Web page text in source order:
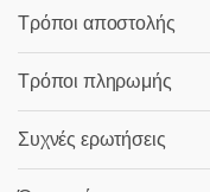
Τρόποι αποστολής
Τρόποι πληρωμής
Συχνές ερωτήσεις